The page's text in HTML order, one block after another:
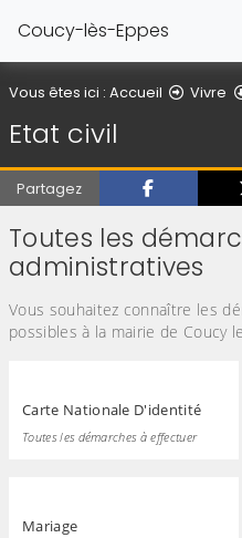
Coucy-lès-Eppes
Vous êtes ici : Accueil Vivre
Etat civil
Partagez
Toutes les
administratives
Vous souhaitez connaître les
possibles à la mairie de Coucy
Carte Nationale D'identité
Toutes les démarches à effectuer
Mariage